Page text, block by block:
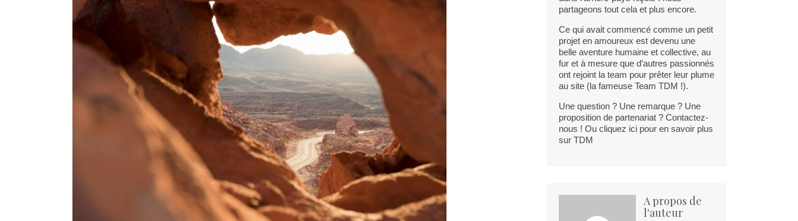
partageons tout cela et plus encore.
Ce qui avait commencé comme un petit
projet en amoureux est devenu une
belle aventure humaine et collective, au
fur et à mesure que d’autres passionnés
ont rejoint la team pour prêter leur plume
au site (la fameuse Team TDM !).
Une question ? Une remarque ? Une
proposition de partenariat ? Contactez-
nous ! Ou cliquez ici pour en savoir plus
sur TDM
A propos de
l'auteur